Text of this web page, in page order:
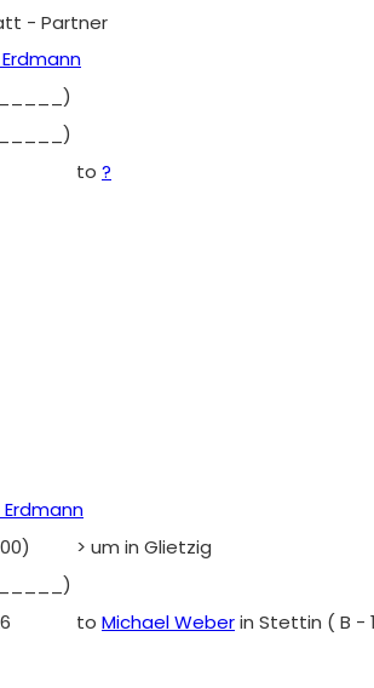
- Partner
to ?
> um in Glietzig
to Michael Weberin Stettin ( B -